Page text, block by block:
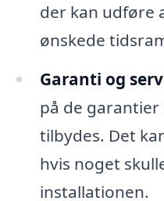
der kan udføre
ønskede
Garanti og
på de
tilbydes. Det
hvis noget
installationen.